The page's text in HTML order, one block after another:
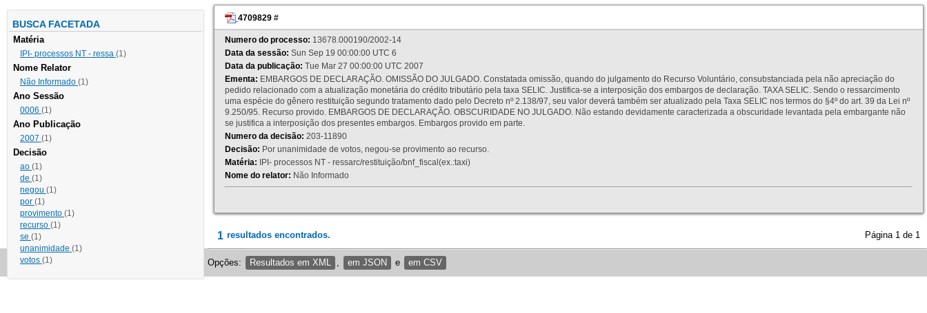
BUSCA FACETADA
Matéria
IPI- processos NT - ressa (1)
Nome Relator
Não Informado (1)
Ano Sessão
0006 (1)
Ano Publicação
2007 (1)
Decisão
ao (1)
de (1)
negou (1)
por (1)
provimento (1)
recurso (1)
se (1)
unanimidade (1)
votos (1)
4709829 #
Numero do processo: 13678.000190/2002-14
Data da sessão: Sun Sep 19 00:00:00 UTC 6
Data da publicação: Tue Mar 27 00:00:00 UTC 2007
Ementa: EMBARGOS DE DECLARAÇÃO. OMISSÃO DO JULGADO. Constatada omissão, quando do julgamento do Recurso Voluntário, consubstanciada pela não apreciação do
pedido relacionado com a atualização monetária do crédito tributário pela taxa SELIC. Justifica-se a interposição dos embargos de declaração. TAXA SELIC. Sendo o ressarcimento
uma espécie do gênero restituição segundo tratamento dado pelo Decreto nº 2.138/97, seu valor deverá também ser atualizado pela Taxa SELIC nos termos do §4º do art. 39 da Lei nº
9.250/95. Recurso provido. EMBARGOS DE DECLARAÇÃO. OBSCURIDADE NO JULGADO. Não estando devidamente caracterizada a obscuridade levantada pela embargante não
se justifica a interposição dos presentes embargos. Embargos provido em parte.
Numero da decisão: 203-11890
Decisão: Por unanimidade de votos, negou-se provimento ao recurso.
Matéria: IPI- processos NT - ressarc/restituição/bnf_fiscal(ex.:taxi)
Nome do relator: Não Informado
1 resultados encontrados. Página 1 de 1
Opções: Resultados em XML em JSON e em CSV